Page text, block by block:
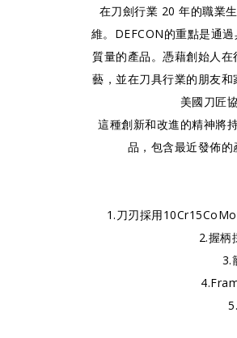
在刀劍行業 20 年的職業
維。DEFCON的重點是通
質量的產品。憑藉創始人
藝，並在刀具行業的朋友
美國刀匠
這種創新和改進的精神將
品，包含最近發佈的
1.刀刃採用
2.握柄
3.